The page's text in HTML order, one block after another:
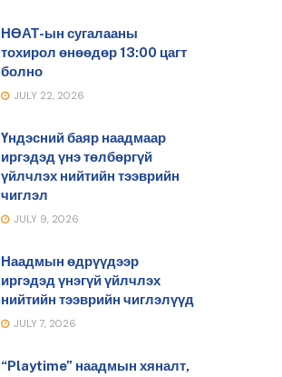
НӨАТ-ын сугалааны
тохирол өнөөдөр 13:00 цагт
болно
JULY 22, 2026
Үндэсний баяр наадмаар
иргэдэд үнэ төлбөргүй
үйлчлэх нийтийн тээврийн
чиглэл
JULY 9, 2026
Наадмын өдрүүдээр
иргэдэд үнэгүй үйлчлэх
нийтийн тээврийн чиглэлүүд
JULY 7, 2026
“Playtime” наадмын хяналт,